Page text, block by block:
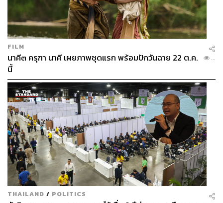
FILM
นาคี๓ ครุฑา นาคี เผยภาพชุดแรก พร้อมปักวันฉาย 22 ต.ค.
นี้
...
THAILAND / POLITICS